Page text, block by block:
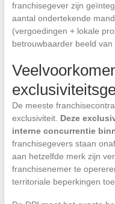
franchisegever zijn
aantal ondertekende
(vergoedingen + lokale
betrouwbaarder beeld
De meeste
exclusiviteit. Deze
interne concurrentie
franchisegevers staan
aan hetzelfde merk zijn
franchisenemer te
territoriale beperkingen toe.